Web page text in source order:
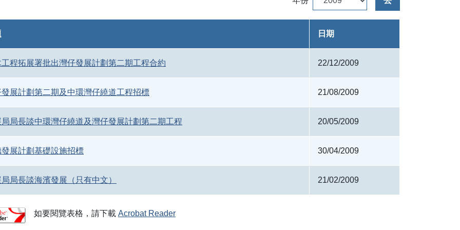
日期
程拓展署批出灣仔發展計劃第二期工程合約 22/12/2009
展計劃第二期及中環灣仔繞道工程招標 21/08/2009
局長談中環灣仔繞道及灣仔發展計劃第二期工程 20/05/2009
展計劃基礎設施招標 30/04/2009
局長談海濱發展（只有中文） 21/02/2009
如要閱覽表格，請下載 Acrobat Reader